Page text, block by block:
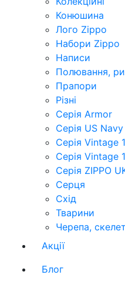
Конюшина
Лого Zippo
Набори Zippo
Написи
Полювання,
Прапори
Різні
Серія Armor
Серія US Navy
Серія Vintage
Серія Vintage
Серія ZIPPO
Серця
Схід
Тварини
Черепа,
Акції
Блог